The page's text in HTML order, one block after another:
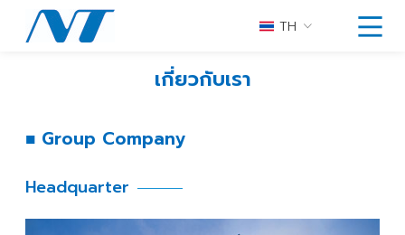
TH
เกี่ยวกับเรา
■ Group Company
Headquarter